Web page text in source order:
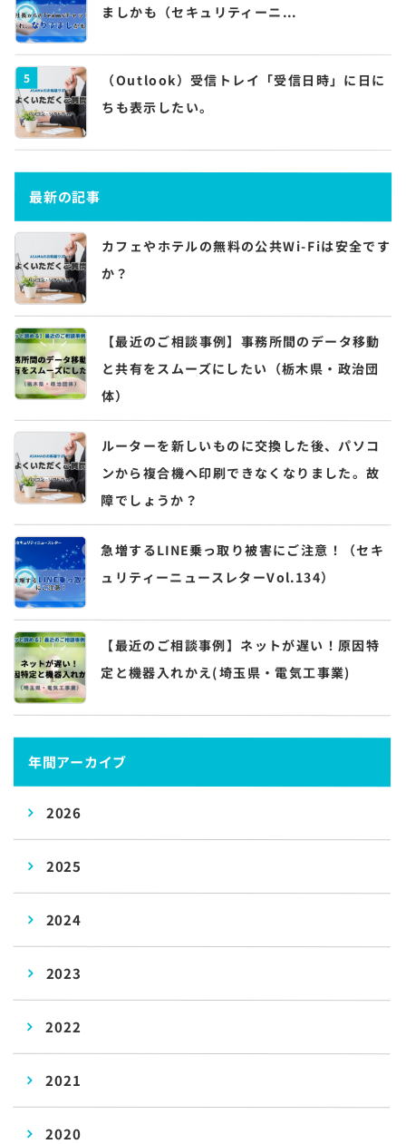
ましかも（セキュリティーニ...
5 （Outlook）受信トレイ「受信日時」に日に
ちも表示したい。
最新の記事
カフェやホテルの無料の公共Wi-Fiは安全です
か？
【最近のご相談事例】事務所間のデータ移動
と共有をスムーズにしたい（栃木県・政治団
体）
ルーターを新しいものに交換した後、パソコ
ンから複合機へ印刷できなくなりました。故
障でしょうか？
急増するLINE乗っ取り被害にご注意！（セキ
ュリティーニュースレターVol.134）
【最近のご相談事例】ネットが遅い！原因特
定と機器入れかえ(埼玉県・電気工事業)
年間アーカイブ
2026
2025
2024
2023
2022
2021
2020